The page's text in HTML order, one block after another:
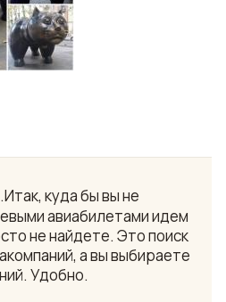
куда бы вы не
авиабилетами идем
не найдете. Это поиск
а вы выбираете
Удобно.